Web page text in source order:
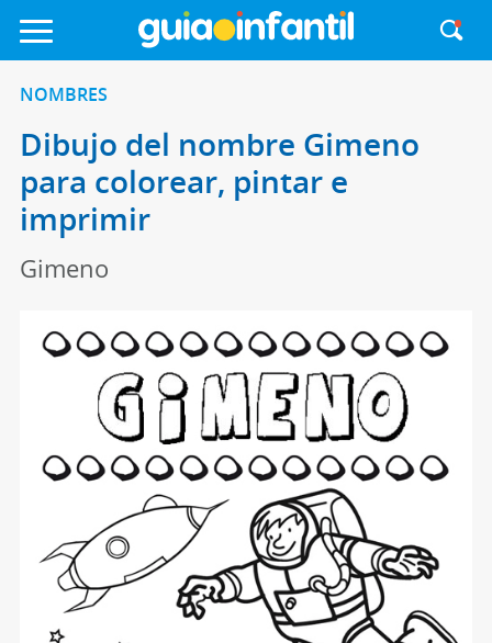
NOMBRES
Dibujo del nombre Gimeno
para colorear, pintar e
imprimir
Gimeno